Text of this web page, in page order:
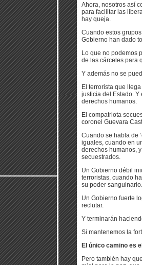
Ahora, nosotros así
para facilitar las
hay queja.
Cuando estos
Gobierno han dado
Lo que no podemos
de las cárceles para
Y además no se
El terrorista que
justicia del Estado.
derechos humanos.
El compatriota
coronel Guevara
Cuando se habla de
iguales, cuando en
derechos humanos,
secuestrados.
Un Gobierno débil
terroristas, cuando
su poder sanguinario.
Un Gobierno fuerte
reclutar.
Y terminarán
Si mantenemos la
El único camino es
Pero también hay